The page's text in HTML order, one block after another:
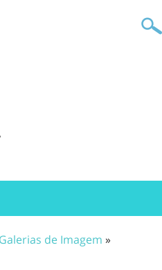
Galerias de Imagem »